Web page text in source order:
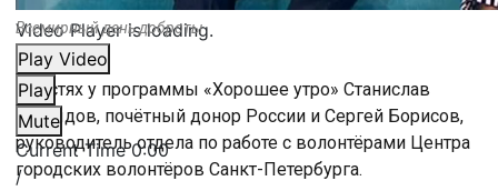
Video Player is loading.
Play Video
Play
Mute
Current Time0:00
/
Всемирный день доброты
В гостях у программы «Хорошее утро» Станислав
Давыдов, почётный донор России и Сергей Борисов,
руководитель отдела по работе с волонтёрами Центра
городских волонтёров Санкт-Петербурга.